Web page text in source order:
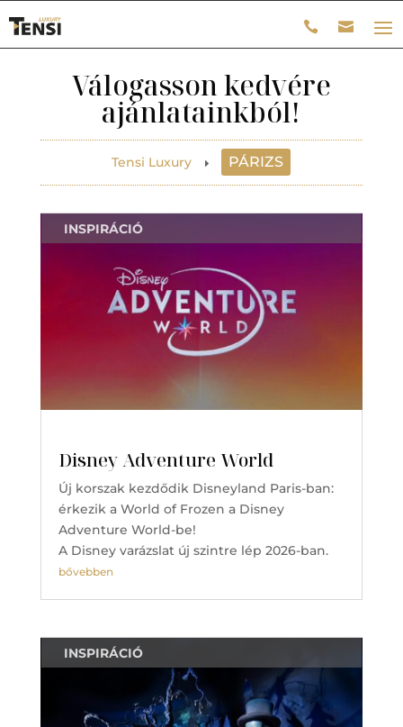
Válogasson kedvére
ajánlatainkból!
Tensi Luxury E PÁRIZS
Disney Adventure World
INSPIRÁCIÓ
Új korszak kezdődik Disneyland Paris-ban:
érkezik a World of Frozen a Disney
Adventure World-be!
A Disney varázslat új szintre lép 2026-ban.
bővebben
INSPIRÁCIÓ